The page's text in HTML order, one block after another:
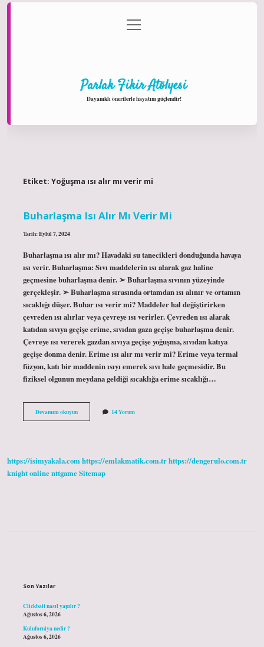
Gizlilik Politikası
menüyü
aç
Parlak Fikir Atölyesi
Dayanıklı önerilerle hayatını güçlendir!
Etiket: Yoğuşma ısı alır mı verir mi
Buharlaşma Isı Alır Mı Verir Mi
Tarih: Eylül 7, 2024
Buharlaşma ısı alır mı? Havadaki su tanecikleri donduğunda havaya
ısı verir. Buharlaşma: Sıvı maddelerin ısı alarak gaz haline
geçmesine buharlaşma denir. ➢ Buharlaşma sıvının yüzeyinde
gerçekleşir. ➢ Buharlaşma sırasında ortamdan ısı alınır ve ortamın
sıcaklığı düşer. Buhar ısı verir mi? Maddeler hal değiştirirken
çevreden ısı alırlar veya çevreye ısı verirler. Çevreden ısı alarak
katıdan sıvıya geçişe erime, sıvıdan gaza geçişe buharlaşma denir.
Çevreye ısı vererek gazdan sıvıya geçişe yoğuşma, sıvıdan katıya
geçişe donma denir. Erime ısı alır mı verir mi? Erime veya termal
füzyon, katı bir maddenin ısıyı emerek sıvı hale geçmesidir. Bu
fiziksel olgunun meydana geldiği sıcaklığa erime sıcaklığı…
Devamını okuyunBuharlaşma
Isı
14 Yorum
https://isimyakala.comhttps://emlakmatik.com.trhttps://dengerulo.com.tr
knight onlinenttgameSitemap
Son Yazılar
Clickbait nasıl yapılır ?
Ağustos 6, 2026
Kuluforniya nedir ?
Ağustos 6, 2026